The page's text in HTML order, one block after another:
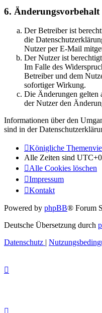
6. Änderungsvorbehalt
Der Betreiber ist
die
Nutzer per E-Mail
Der Nutzer ist
Im Falle des
Betreiber und dem
sofortiger Wirkung.
Die Änderungen gelten
der Nutzer den
Informationen über den
sind in der
Königliche
Alle Zeiten sind
Alle Cookies löschen
Impressum
Kontakt
Powered by phpBB® Forum
Deutsche Übersetzung durch
Datenschutz |